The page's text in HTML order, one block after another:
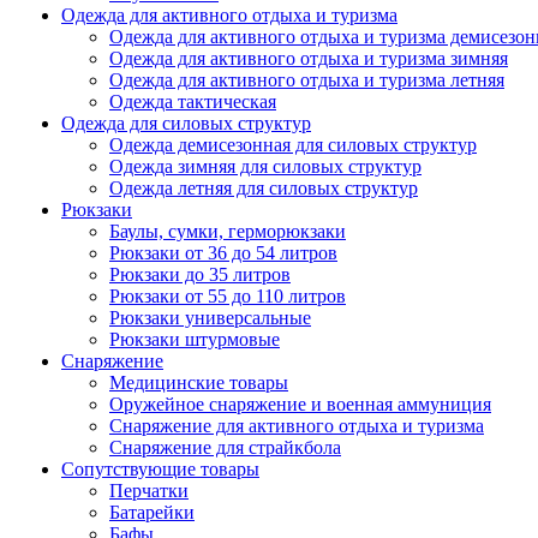
Одежда для активного отдыха и туризма
Одежда для активного отдыха и туризма
Одежда для активного отдыха и туризма зимняя
Одежда для активного отдыха и туризма летняя
Одежда тактическая
Одежда для силовых структур
Одежда демисезонная для силовых структур
Одежда зимняя для силовых структур
Одежда летняя для силовых структур
Рюкзаки
Баулы, сумки, герморюкзаки
Рюкзаки от 36 до 54 литров
Рюкзаки до 35 литров
Рюкзаки от 55 до 110 литров
Рюкзаки универсальные
Рюкзаки штурмовые
Снаряжение
Медицинские товары
Оружейное снаряжение и военная аммуниция
Снаряжение для активного отдыха и туризма
Снаряжение для страйкбола
Сопутствующие товары
Перчатки
Батарейки
Бафы